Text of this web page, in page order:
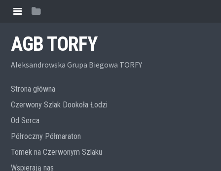
AGB TORFY
Aleksandrowska Grupa Biegowa TORFY
Strona główna
Czerwony Szlak Dookoła Łodzi
Od Serca
Półroczny Półmaraton
Tomek na Czerwonym Szlaku
Wspierają nas